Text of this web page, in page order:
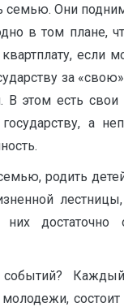
Они
в том плане,
если
за
В этом есть
а
родить